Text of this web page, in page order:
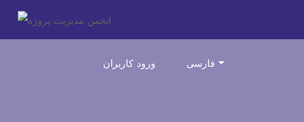
ورود کاربران فارسی